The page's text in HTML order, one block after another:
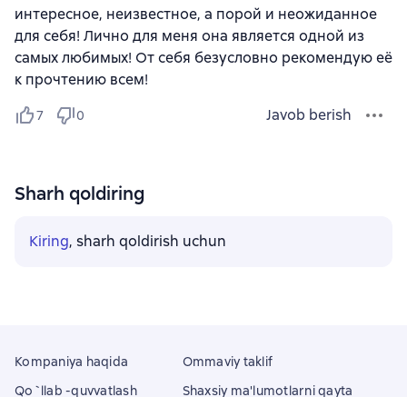
интересное, неизвестное, а порой и неожиданное
для себя! Лично для меня она является одной из
самых любимых! От себя безусловно рекомендую её
к прочтению всем!
7 0 Javob berish
Sharh qoldiring
Kiring, sharh qoldirish uchun
Kompaniya haqida
Qo`llab -quvvatlash
Ommaviy taklif
Shaxsiy ma'lumotlarni qayta